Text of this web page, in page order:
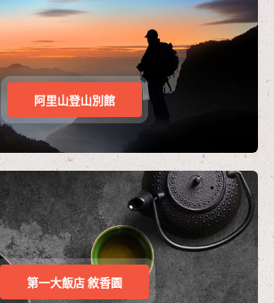
阿里山登山別館
第一大飯店 敘香園